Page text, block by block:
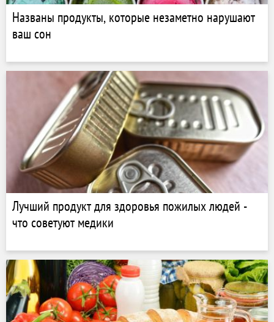
Названы продукты, которые незаметно нарушают
ваш сон
Лучший продукт для здоровья пожилых людей -
что советуют медики